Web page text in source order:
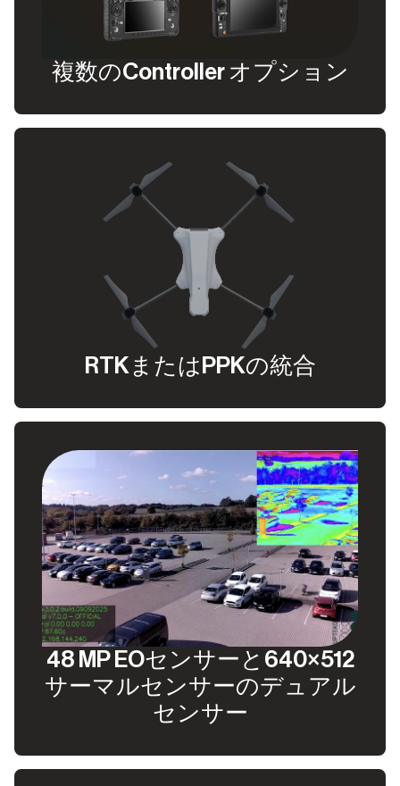
複数のcontroller オプション
RTKまたはPPKの統合
48 MP EOセンサーと640×512
サーマルセンサーのデュアル
センサー